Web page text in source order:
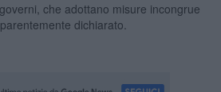
che adottano misure incongrue
dichiarato.